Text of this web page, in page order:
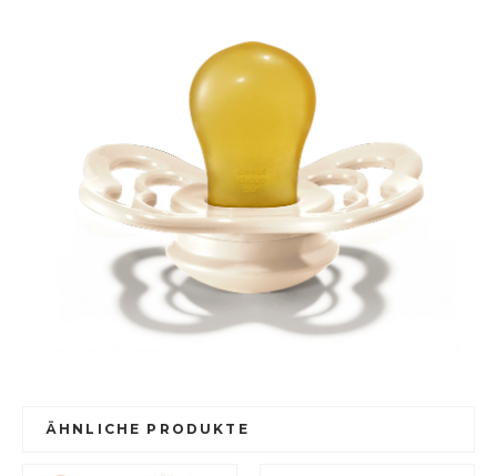
ÄHNLICHE PRODUKTE